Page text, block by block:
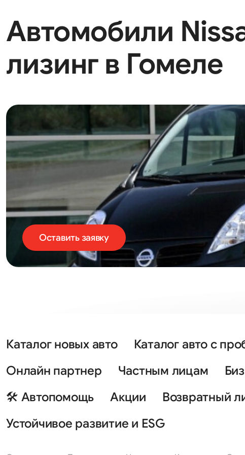
Автомобили
лизинг в Гомеле
Оставить заявку
Каталог новых авто
Каталог авто с
Онлайн партнер
Частным лицам
🛠 Автопомощь
Акции
Возвратный
Устойчивое развитие и ESG